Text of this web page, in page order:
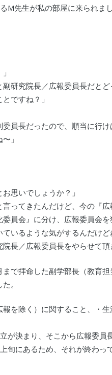
M先生が私の部屋に来られまし
研究院長／広報委員長だとど
ですね？」
委員長だったので、順当に行
」
思いでしょうか？」
言ってきたんだけど、今の『
員会』に分け、広報委員会
いるような気がするんだけど
長／広報委員長をやらせて頂
で拝命した副学部長（教育
。
を除く）に関すること、・
が決まり、そこから広報委
旬にあるため、それが終わっ